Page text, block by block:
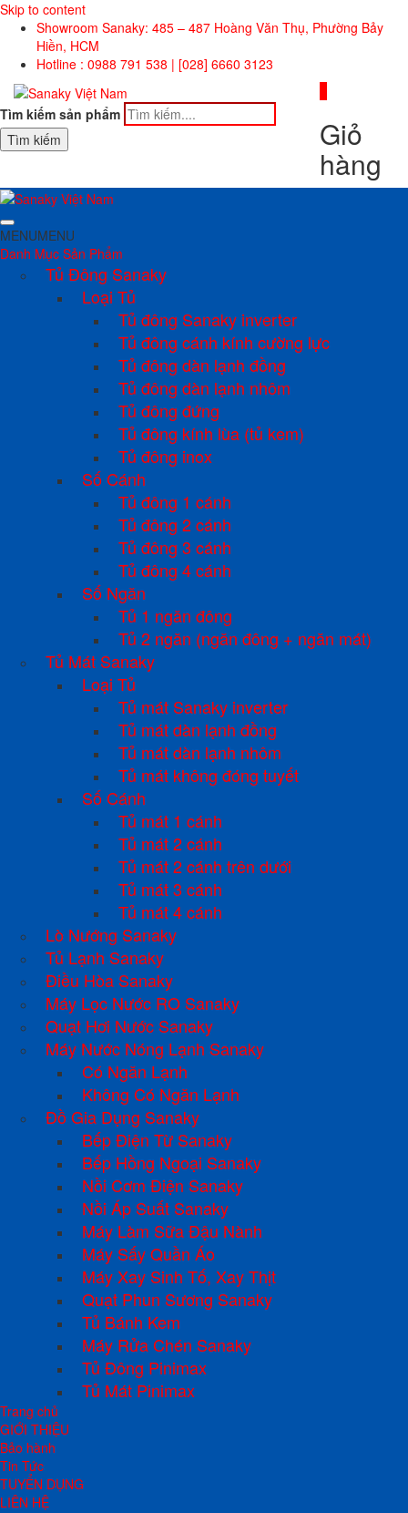
Skip to content
Showroom Sanaky: 485 – 487 Hoàng Văn Thụ, Phường Bảy
Hiền, HCM
Hotline : 0988 791 538 | [028] 6660 3123
Giỏ
hàng
Tìm kiếm sản phẩm
Tìm kiếm
MENUMENU
Danh Mục Sản Phẩm
Tủ Đông Sanaky
Loại Tủ
Tủ đông Sanaky inverter
Tủ đông cánh kính cường lực
Tủ đông dàn lạnh đồng
Tủ đông dàn lạnh nhôm
Tủ đông đứng
Tủ đông kính lùa (tủ kem)
Tủ đông inox
Số Cánh
Tủ đông 1 cánh
Tủ đông 2 cánh
Tủ đông 3 cánh
Tủ đông 4 cánh
Số Ngăn
Tủ 1 ngăn đông
Tủ 2 ngăn (ngăn đông + ngăn mát)
Tủ Mát Sanaky
Loại Tủ
Tủ mát Sanaky inverter
Tủ mát dàn lạnh đồng
Tủ mát dàn lạnh nhôm
Tủ mát không đóng tuyết
Số Cánh
Tủ mát 1 cánh
Tủ mát 2 cánh
Tủ mát 2 cánh trên dưới
Tủ mát 3 cánh
Tủ mát 4 cánh
Lò Nướng Sanaky
Tủ Lạnh Sanaky
Điều Hòa Sanaky
Máy Lọc Nước RO Sanaky
Quạt Hơi Nước Sanaky
Máy Nước Nóng Lạnh Sanaky
Có Ngăn Lạnh
Không Có Ngăn Lạnh
Đồ Gia Dụng Sanaky
Bếp Điện Từ Sanaky
Bếp Hồng Ngoại Sanaky
Nồi Cơm Điện Sanaky
Nồi Áp Suất Sanaky
Máy Làm Sữa Đậu Nành
Máy Sấy Quần Áo
Máy Xay Sinh Tố, Xay Thịt
Quạt Phun Sương Sanaky
Tủ Bánh Kem
Máy Rửa Chén Sanaky
Tủ Đông Pinimax
Tủ Mát Pinimax
Trang chủ
GIỚI THIỆU
Bảo hành
Tin Tức
TUYỂN DỤNG
LIÊN HỆ